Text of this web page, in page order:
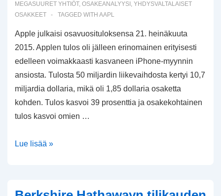
MEGASUURET YHTIÖT, OSAKEANALYYSI , YHDYSVALTALAISET
OSAKKEET
TAGGED WITH AAPL
Apple julkaisi osavuosituloksensa 21. heinäkuuta
2015. Applen tulos oli jälleen erinomainen erityisesti
edelleen voimakkaasti kasvaneen iPhone-myynnin
ansiosta. Tulosta 50 miljardin liikevaihdosta kertyi 10,7
miljardia dollaria, mikä oli 1,85 dollaria osaketta
kohden. Tulos kasvoi 39 prosenttia ja osakekohtainen
tulos kasvoi omien …
Applen
Lue lisää »